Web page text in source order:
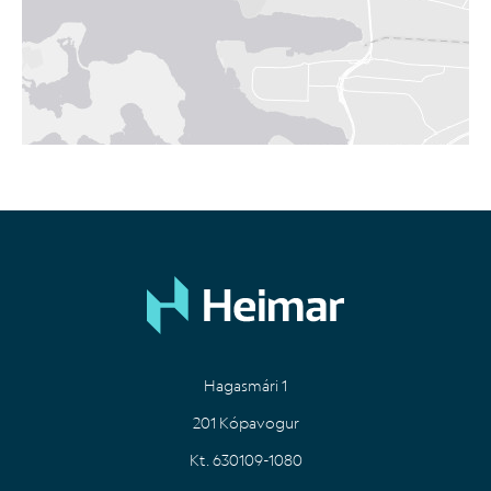
Hagasmári 1
201 Kópavogur
Kt. 630109-1080